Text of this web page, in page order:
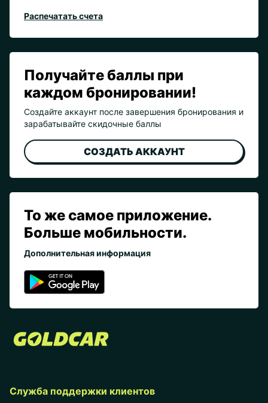
Распечатать счета
Получайте баллы при
каждом бронировании!
Создайте аккаунт после завершения бронирования и
зарабатывайте скидочные баллы
СОЗДАТЬ АККАУНТ
То же самое приложение.
Больше мобильности.
Дополнительная информация
Служба поддержки клиентов